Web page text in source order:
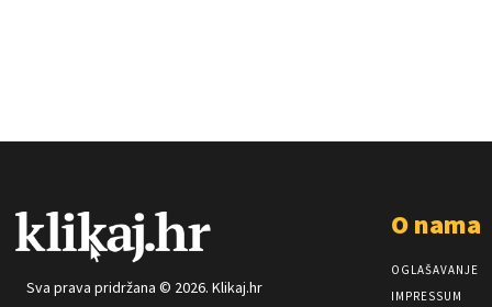
Sva prava pridržana © 2026. Klikaj.hr
O nama
OGLAŠAVANJE
IMPRESSUM